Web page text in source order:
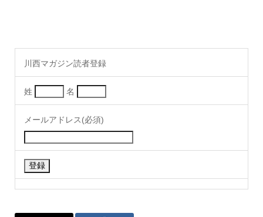
川西マガジン読者登録
姓 名
メールアドレス(必須)